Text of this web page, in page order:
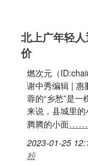
北上广年轻
价
燃次元（
谢中秀编辑 | 惠
蓉的“乡愁”是
来说，县城里
腾腾的小面……
2023-01-25
粉